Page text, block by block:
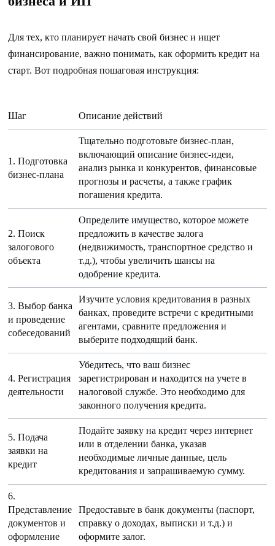
Для тех, кто планирует начать свой бизнес и ищет
финансирование, важно понимать, как оформить кредит на
старт. Вот подробная пошаговая инструкция:
Шаг Описание действий
1. Подготовка
бизнес-плана
Тщательно подготовьте бизнес-план,
включающий описание бизнес-идеи,
анализ рынка и конкурентов, финансовые
прогнозы и расчеты, а также график
погашения кредита.
2. Поиск
залогового
объекта
Определите имущество, которое можете
предложить в качестве залога
(недвижимость, транспортное средство и
т.д.), чтобы увеличить шансы на
одобрение кредита.
3. Выбор банка
и проведение
собеседований
Изучите условия кредитования в разных
банках, проведите встречи с кредитными
агентами, сравните предложения и
выберите подходящий банк.
4. Регистрация
деятельности
Убедитесь, что ваш бизнес
зарегистрирован и находится на учете в
налоговой службе. Это необходимо для
законного получения кредита.
5. Подача
заявки на
кредит
Подайте заявку на кредит через интернет
или в отделении банка, указав
необходимые личные данные, цель
кредитования и запрашиваемую сумму.
6.
Представление
документов и
оформление
Предоставьте в банк документы (паспорт,
справку о доходах, выписки и т.д.) и
оформите залог.